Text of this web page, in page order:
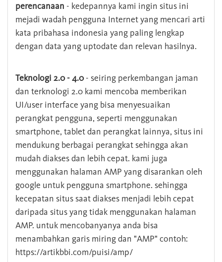
perencanaan - kedepannya kami ingin situs ini
mejadi wadah pengguna Internet yang mencari arti
kata pribahasa indonesia yang paling lengkap
dengan data yang uptodate dan relevan hasilnya.
Teknologi 2.0 - 4.0- seiring perkembangan jaman
dan terknologi 2.0 kami mencoba memberikan
UI/user interface yang bisa menyesuaikan
perangkat pengguna, seperti menggunakan
smartphone, tablet dan perangkat lainnya, situs ini
mendukung berbagai perangkat sehingga akan
mudah diakses dan lebih cepat. kami juga
menggunakan halaman AMP yang disarankan oleh
google untuk pengguna smartphone. sehingga
kecepatan situs saat diakses menjadi lebih cepat
daripada situs yang tidak menggunakan halaman
AMP. untuk mencobanyanya anda bisa
menambahkan garis miring dan "AMP" contoh:
https://artikbbi.com/puisi/amp/